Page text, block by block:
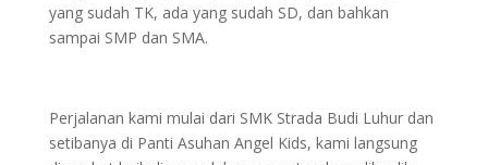
yang sudah TK, ada yang sudah SD, dan bahkan
sampai SMP dan SMA.
Perjalanan kami mulai dari SMK Strada Budi Luhur dan
setibanya di Panti Asuhan Angel Kids, kami langsung